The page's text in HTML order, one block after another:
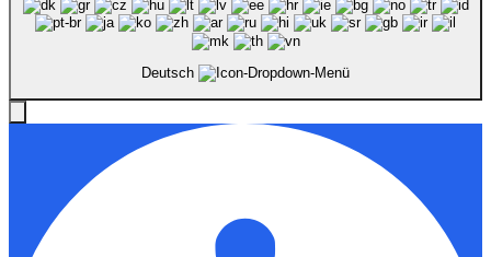
Deutsch